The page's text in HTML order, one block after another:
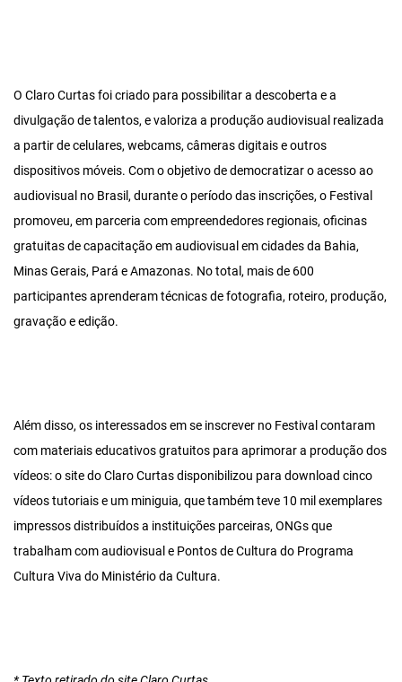
O Claro Curtas foi criado para possibilitar a descoberta e a
divulgação de talentos, e valoriza a produção audiovisual realizada
a partir de celulares, webcams, câmeras digitais e outros
dispositivos móveis. Com o objetivo de democratizar o acesso ao
audiovisual no Brasil, durante o período das inscrições, o Festival
promoveu, em parceria com empreendedores regionais, oficinas
gratuitas de capacitação em audiovisual em cidades da Bahia,
Minas Gerais, Pará e Amazonas. No total, mais de 600
participantes aprenderam técnicas de fotografia, roteiro, produção,
gravação e edição.
Além disso, os interessados em se inscrever no Festival contaram
com materiais educativos gratuitos para aprimorar a produção dos
vídeos: o site do Claro Curtas disponibilizou para download cinco
vídeos tutoriais e um miniguia, que também teve 10 mil exemplares
impressos distribuídos a instituições parceiras, ONGs que
trabalham com audiovisual e Pontos de Cultura do Programa
Cultura Viva do Ministério da Cultura.